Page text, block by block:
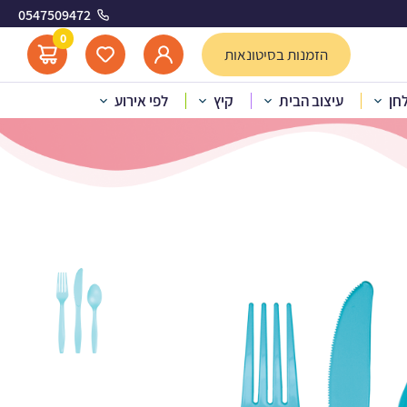
0547509472
הזמנות בסיטונאות
0
עיצוב הבית קיץ לפי אירוע כחול ברמודה